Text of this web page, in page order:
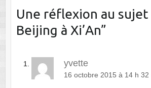
Une réflexion au sujet
Beijing à Xi’An”
yvette
16 octobre 2015 à 14 h 32